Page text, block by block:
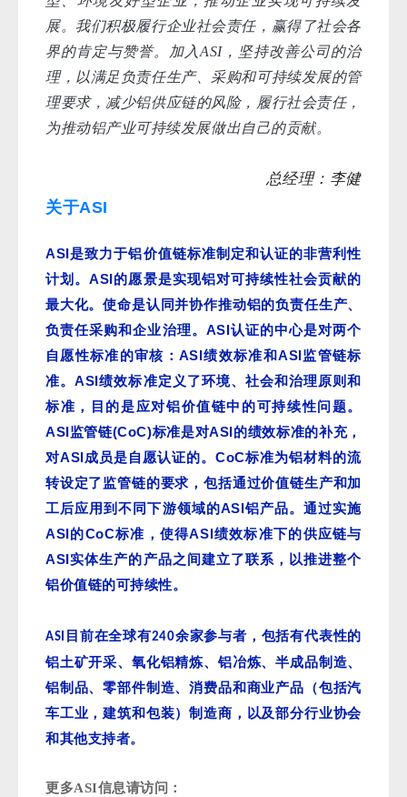
展。我们积极履行企业社会责任，赢得了社会各
界的肯定与赞誉。加入ASI，坚持改善公司的治
理，以满足负责任生产、采购和可持续发展的管
理要求，减少铝供应链的风险，履行社会责任，
为推动铝产业可持续发展做出自己的贡献。
总经理：李健
关于ASI
ASI是致力于铝价值链标准制定和认证的非营利性
计划。ASI的愿景是实现铝对可持续性社会贡献的
最大化。使命是认同并协作推动铝的负责任生产、
负责任采购和企业治理。 ASI认证的中心是对两个
自愿性标准的审核： ASI绩效标准和ASI监管链标
准。ASI绩效标准定义了环境、社会和治理原则和
标准，目的是应对铝价值链中的可持续性问题。
ASI监管链(CoC)标准是对ASI的绩效标准的补充，
对ASI成员是自愿认证的。CoC标准为铝材料的流
转设定了监管链的要求，包括通过价值链生产和加
工后应用到不同下游领域的ASI铝产品。通过实施
ASI的CoC标准，使得ASI绩效标准下的供应链与
ASI实体生产的产品之间建立了联系，以推进整个
铝价值链的可持续性。
ASI 目前在全球有240余家参与者，包括有代表性的
铝土矿开采、氧化铝精炼、铝冶炼、半成品制造、
铝制品、零部件制造、消费品和商业产品（包括汽
车工业，建筑和包装）制造商，以及部分行业协会
和其他支持者。
更多ASI信息请访问：